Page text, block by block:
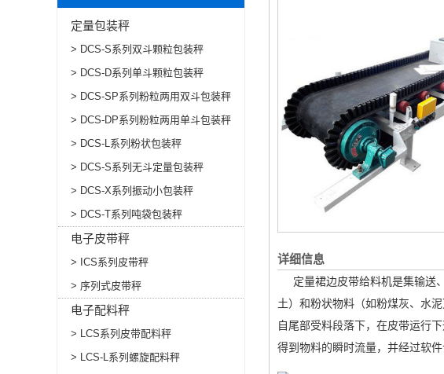
详细信息
定量裙边皮带给料机是集输送
土）和粉状物料（如粉煤灰、水
自尾部受料段落下，在皮带运行
得到物料的瞬时流量，并经过软
定量包装秤
> DCS-S系列双斗颗粒包装秤
> DCS-D系列单斗颗粒包装秤
> DCS-SP系列粉粒两用双斗包装秤
> DCS-DP系列粉粒两用单斗包装秤
> DCS-L系列粉状包装秤
> DCS-S系列无斗定量包装秤
> DCS-X系列振动小包装秤
> DCS-T系列吨袋包装秤
电子皮带秤
> ICS系列皮带秤
> 序列式皮带秤
电子配料秤
> LCS系列皮带配料秤
> LCS-L系列螺旋配料秤